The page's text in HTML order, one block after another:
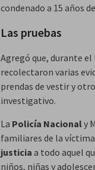
condenado a 15 años
Las pruebas
Agregó que, durante
recolectaron varias
prendas de vestir y
investigativo.
La Policía Nacional y
familiares de la
justicia a todo aquel
niños, niñas y